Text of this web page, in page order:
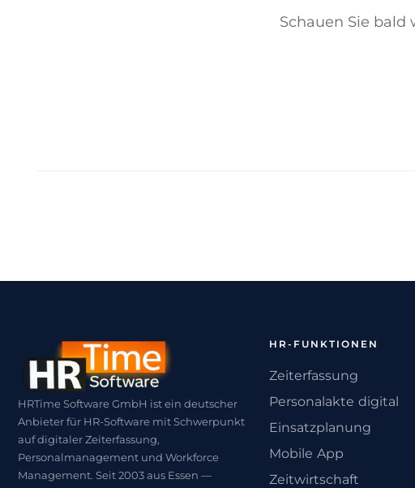
Schauen Sie
HRTime Software GmbH ist ein deutscher
Anbieter für HR-Software mit Schwerpunkt
auf digitaler Zeiterfassung,
Personalmanagement und Workforce
Management. Seit 2003 aus Essen —
HR-FUNKTIONEN
Zeiterfassung
Personalakte digital
Einsatzplanung
Mobile App
Zeitwirtschaft